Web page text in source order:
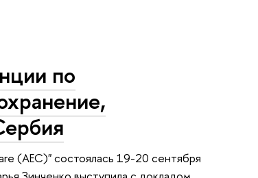
по
(AEC)" состоялась 19-20 сентября